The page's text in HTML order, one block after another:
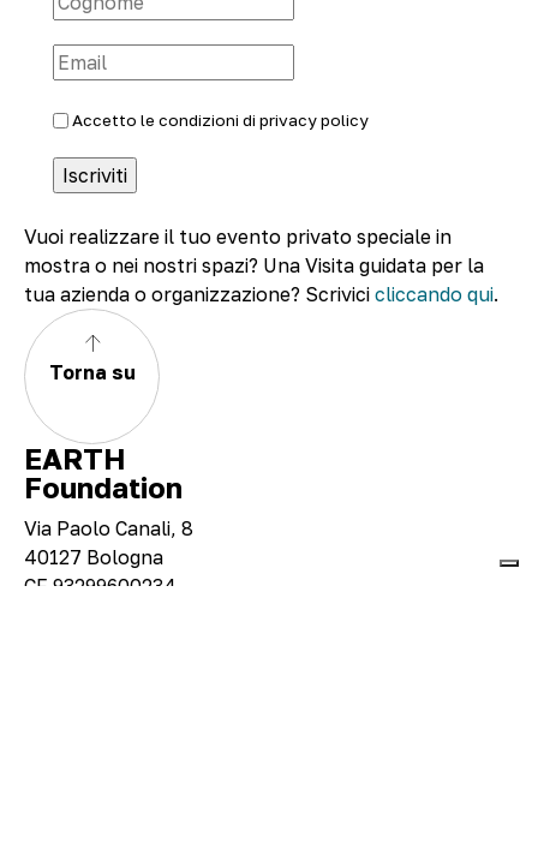
Accetto le condizioni di privacy policy
Vuoi realizzare il tuo evento privato speciale in
mostra o nei nostri spazi? Una Visita guidata per la
tua azienda o organizzazione? Scrivici cliccando qui.
Torna su
EARTH
Foundation
Via Paolo Canali, 8
40127 Bologna
CF 93299600234